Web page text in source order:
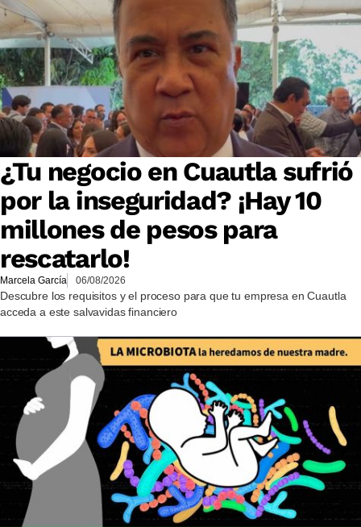
¿Tu negocio en Cuautla sufrió
por la inseguridad? ¡Hay 10
millones de pesos para
rescatarlo!
Marcela García 06/08/2026
Descubre los requisitos y el proceso para que tu empresa en Cuautla
acceda a este salvavidas financiero